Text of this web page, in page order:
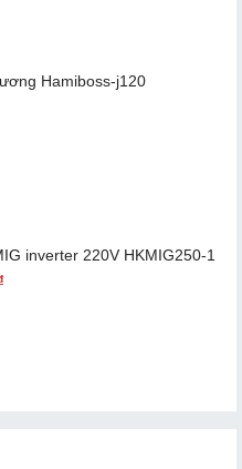
Hamiboss-j120
inverter 220V HKMIG250-1